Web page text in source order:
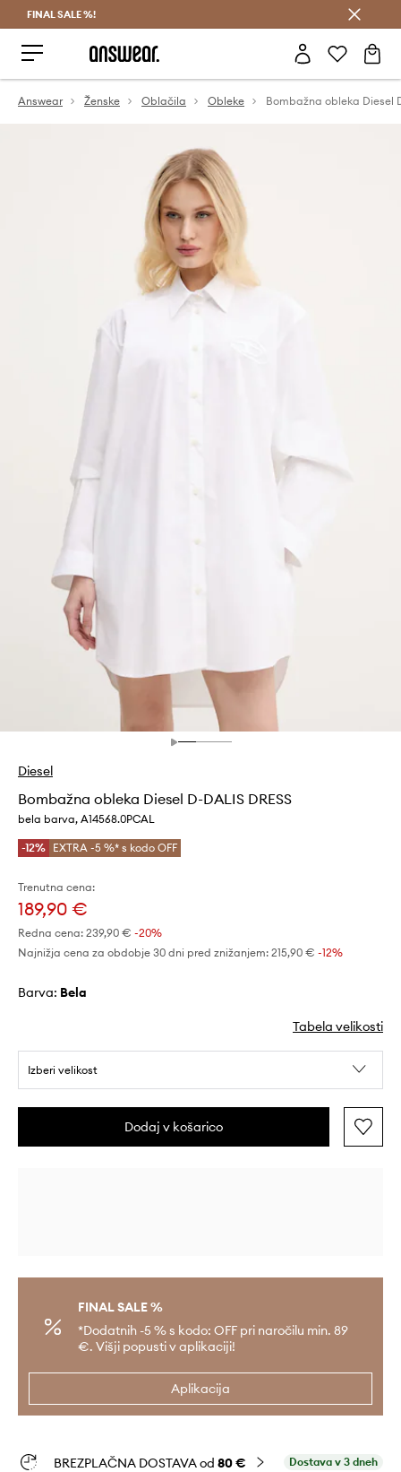
FINAL SALE %!
Answear Ženske Oblačila Obleke
Diesel
Bombažna obleka Diesel D-DALIS DRESS
bela barva, A14568.0PCAL
-12% EXTRA -5 %* s kodo OFF
Trenutna cena:
189,90 €
Redna cena: 239,90 € -20%
Najnižja cena za obdobje 30 dni pred znižanjem: 215,90 € -12%
Barva: bela
Tabela velikosti
Izberi velikost
Dodaj v košarico
FINAL SALE %
*Dodatnih -5 % s kodo: OFF pri naročilu min. 89
€. Višji popusti v aplikaciji!
Aplikacija
BREZPLAČNA DOSTAVA od 80 € Dostava v 3 dneh